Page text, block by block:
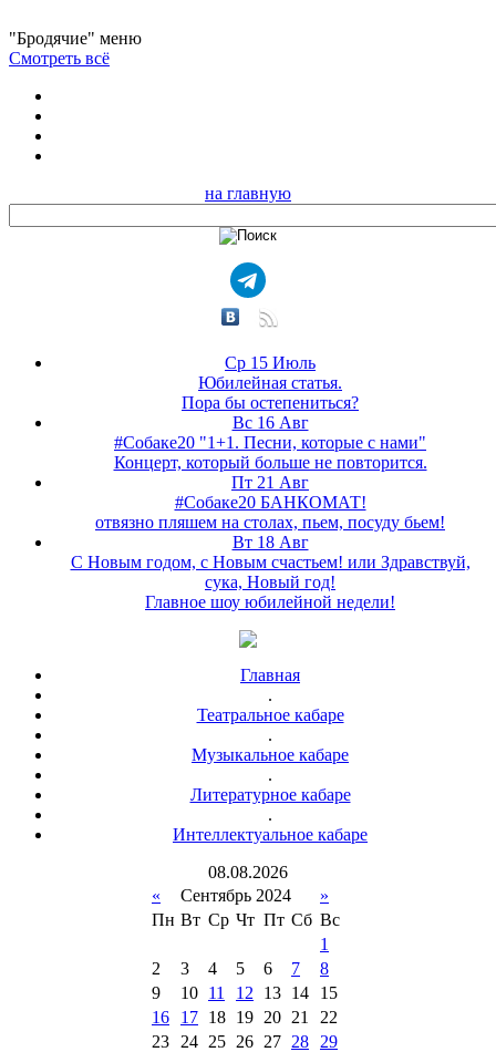
"Бродячие" меню
Смотреть всё
на главную
Ср 15 Июль
Юбилейная статья.
Пора бы остепениться?
Вс 16 Авг
#Собаке20 "1+1. Песни, которые с нами"
Концерт, который больше не повторится.
Пт 21 Авг
#Собаке20 БАНКОМАТ!
отвязно пляшем на столах, пьем, посуду бьем!
Вт 18 Авг
С Новым годом, с Новым счастьем! или Здравствуй,
сука, Новый год!
Главное шоу юбилейной недели!
Главная
.
Театральное кабаре
.
Музыкальное кабаре
.
Литературное кабаре
.
Интеллектуальное кабаре
08.08.2026
«
Сентябрь 2024
»
Пн Вт Ср Чт Пт Сб Вс
1
2
3 4 5 6 7
8
9
10 11 12 13 14
15
16
17 18 19 20 21
22
23
24 25 26 27 28
29